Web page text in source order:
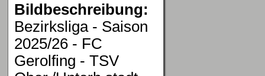
Bildbeschreibung:
Bezirksliga - Saison
2025/26 - FC
Gerolfing - TSV